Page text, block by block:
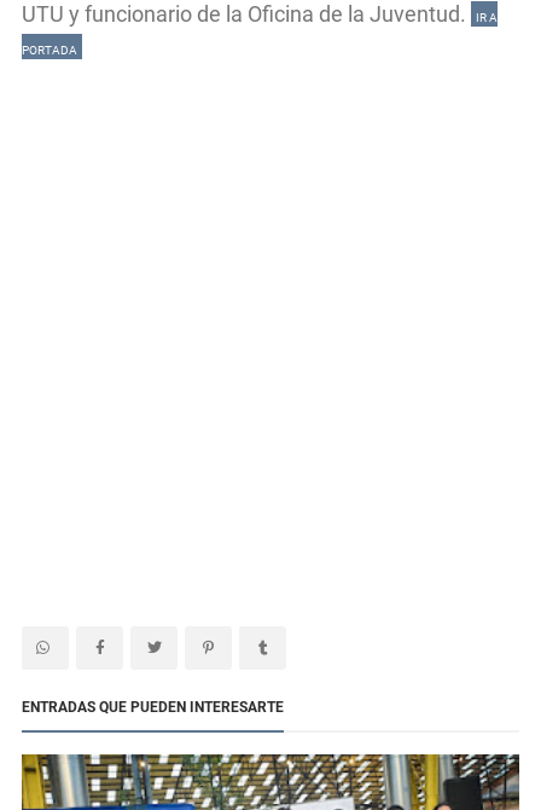
UTU y funcionario de la Oficina de la Juventud. IR A
PORTADA
ENTRADAS QUE PUEDEN INTERESARTE